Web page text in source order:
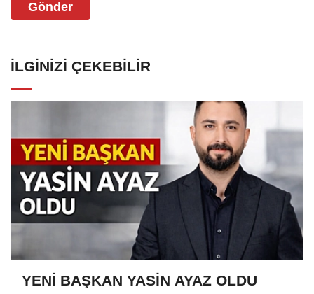
Gönder
İLGINIZI ÇEKEBILIR
YENİ BAŞKAN YASİN AYAZ OLDU